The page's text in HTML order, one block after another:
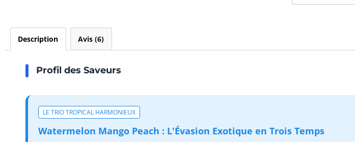
Description Avis (6)
Profil des Saveurs
LE TRIO TROPICAL HARMONIEUX
Watermelon Mango Peach : L'Évasion Exotique en Trois Temps